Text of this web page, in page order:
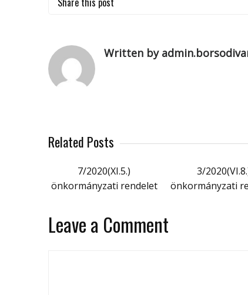
Written by
Related Posts
7/2020(XI.5.)
önkormányzati rendelet
3/
önkormányzati
Leave a Comment